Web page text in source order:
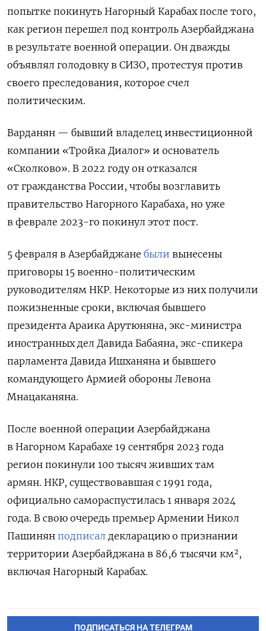
попытке покинуть Нагорный Карабах после того,
как регион перешел под контроль Азербайджана
в результате военной операции. Он дважды
объявлял голодовку в СИЗО, протестуя против
своего преследования, которое счел
политическим.
Варданян — бывший владелец инвестиционной
компании «Тройка Диалог» и основатель
«Сколково». В 2022 году он отказался
от гражданства России, чтобы возглавить
правительство Нагорного Карабаха, но уже
в феврале 2023-го покинул этот пост.
5 февраля в Азербайджане были вынесены
приговоры 15 военно-политическим
руководителям НКР. Некоторые из них получили
пожизненные сроки, включая бывшего
президента Араика Арутюняна, экс-министра
иностранных дел Давида Бабаяна, экс-спикера
парламента Давида Ишханяна и бывшего
командующего Армией обороны Левона
Мнацаканяна.
После военной операции Азербайджана
в Нагорном Карабахе 19 сентября 2023 года
регион покинули 100 тысяч живших там
армян. НКР, существовавшая с 1991 года,
официально самораспустилась 1 января 2024
года. В свою очередь премьер Армении Никол
Пашинян подписал декларацию о признании
территории Азербайджана в 86,6 тысячи км²,
включая Нагорный Карабах.
ПОДПИСАТЬСЯ НА ТЕЛЕГРАМ